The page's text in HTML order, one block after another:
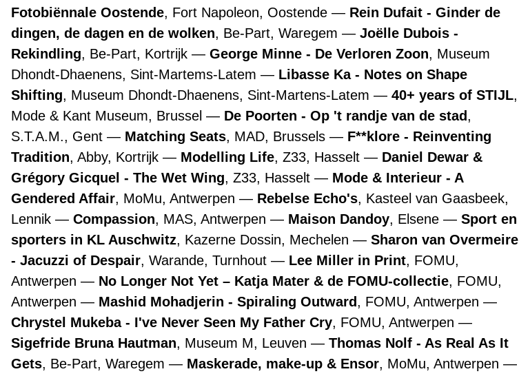
Fotobiënnale Oostende, Fort Napoleon, Oostende
Rein Dufait - Ginder de
dingen, de dagen en de wolken, Be-Part, Waregem
Joëlle Dubois -
Rekindling, Be-Part, Kortrijk George Minne - De Verloren Zoon, Museum
Dhondt-Dhaenens, Sint-Martems-Latem
Libasse Ka - Notes on Shape
Shifting, Museum Dhondt-Dhaenens, Sint-Martens-Latem 40+ years of STIJL,
Mode & Kant Museum, Brussel
De Poorten - Op 't randje van de stad,
S.T.A.M., Gent
Matching Seats, MAD, Brussels
F**klore - Reinventing
Tradition, Abby, Kortrijk Modelling Life, Z33, Hasselt
Daniel Dewar &
Grégory Gicquel - The Wet Wing, Z33, Hasselt
Mode & Interieur - A
Gendered Affair, MoMu, Antwerpen Rebelse Echo's, Kasteel van Gaasbeek,
Lennik
Compassion, MAS, Antwerpen Maison Dandoy, Elsene
Sport en
sporters in KL Auschwitz, Kazerne Dossin, Mechelen
Sharon van Overmeire
- Jacuzzi of Despair, Warande, Turnhout Lee Miller in Print, FOMU,
Antwerpen
No Longer Not Yet – Katja Mater & de FOMU-collectie, FOMU,
Antwerpen
Mashid Mohadjerin - Spiraling Outward, FOMU, Antwerpen
Chrystel Mukeba - I've Never Seen My Father Cry, FOMU, Antwerpen
Sigefride Bruna Hautman, Museum M, Leuven
Thomas Nolf - As Real As It
Gets, Be-Part, Waregem Maskerade, make-up & Ensor, MoMu, Antwerpen